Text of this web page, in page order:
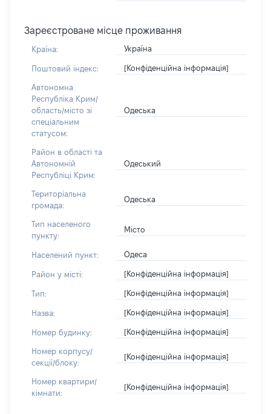
Зареєстроване місце проживання
Країна: Україна
Поштовий індекс: [Конфіденційна інформація]
Автономна
Республіка Крим/
область/місто зі
спеціальним
статусом:
Одеська
Район в області та
Автономній
Республіці Крим:
Одеський
Територіальна
громада:
Одеська
Тип населеного
пункту:
Місто
Населений пункт: Одеса
Район у місті: [Конфіденційна інформація]
Тип: [Конфіденційна інформація]
Назва: [Конфіденційна інформація]
Номер будинку: [Конфіденційна інформація]
Номер корпусу/
секції/блоку:
[Конфіденційна інформація]
Номер квартири/
кімнати:
[Конфіденційна інформація]